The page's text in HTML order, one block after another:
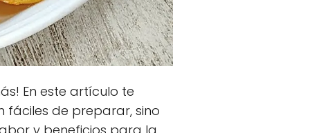
En este artículo te
fáciles de preparar, sino